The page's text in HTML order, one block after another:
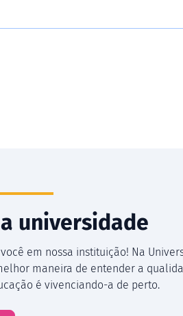
universidade
em nossa instituição! Na
maneira de entender a
é vivenciando-a de perto.